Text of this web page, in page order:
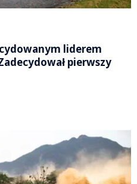
liderem
pierwszy